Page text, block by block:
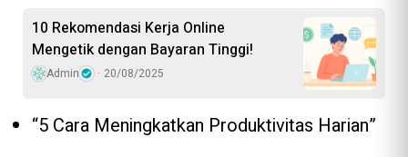
10 Rekomendasi Kerja Online
Mengetik dengan Bayaran Tinggi!
Admin 20/08/2025
“5 Cara Meningkatkan Produktivitas Harian”